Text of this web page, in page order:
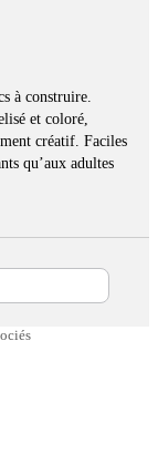
à construire.
et coloré,
créatif. Faciles
qu’aux adultes